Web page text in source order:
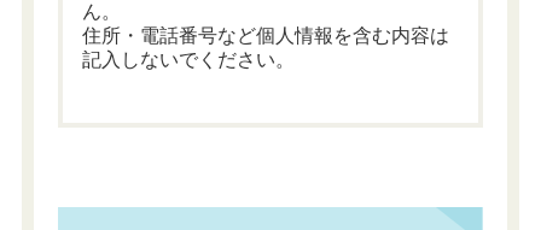
ん。
住所・電話番号など個人情報を含む内容は
記入しないでください。